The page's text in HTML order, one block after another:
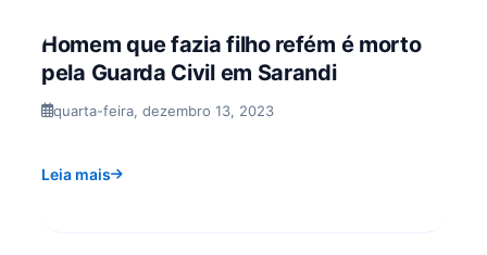
Homem que fazia filho refém é morto
pela Guarda Civil em Sarandi
quarta-feira, dezembro 13, 2023
Leia mais